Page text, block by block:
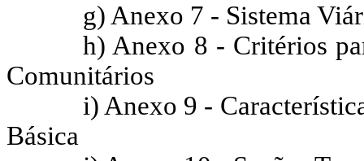
g) Anexo 7 - Sistema
h) Anexo 8 - Critérios
Comunitários
i) Anexo 9 -
Básica